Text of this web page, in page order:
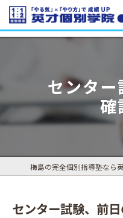
センタ
確
センター試験、前